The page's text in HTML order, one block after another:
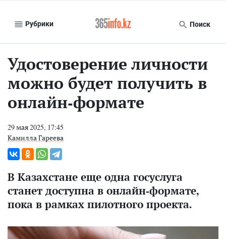
Рубрики Поиск
Удостоверение личности
можно будет получить в
онлайн-формате
29 мая 2025, 17:45
Камилла Гареева
В Казахстане еще одна госуслуга
станет доступна в онлайн-формате,
пока в рамках пилотного проекта.